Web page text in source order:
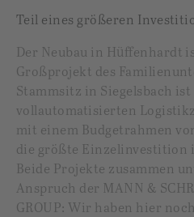
Teil eines größeren
Der Neubau in Hüffenhardt
Großprojekt des
Stammsitz in Siegelsbach
vollautomatisierten
mit einem Budgetrahmen
die größte Einzelinvestition
Beide Projekte zusammen
Anspruch der MANN &
GROUP: Wir haben hier